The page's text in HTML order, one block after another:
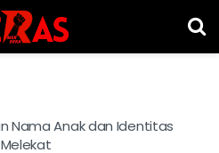
Nama Anak dan Identitas